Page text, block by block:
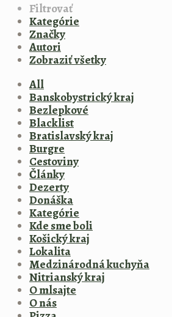
Filtrovať
Kategórie
Značky
Autori
Zobraziť všetky
All
Banskobystrický kraj
Bezlepkové
Blacklist
Bratislavský kraj
Burgre
Cestoviny
Články
Dezerty
Donáška
Kategórie
Kde sme boli
Košický kraj
Lokalita
Medzinárodná kuchyňa
Nitrianský kraj
O mlsajte
O nás